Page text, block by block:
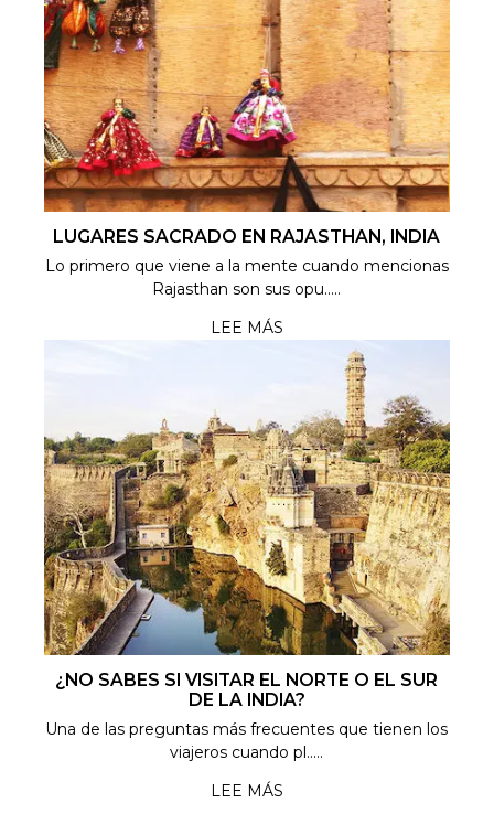
LUGARES SACRADO EN RAJASTHAN, INDIA
Lo primero que viene a la mente cuando mencionas
Rajasthan son sus opu.....
LEE MÁS
¿NO SABES SI VISITAR EL NORTE O EL SUR
DE LA INDIA?
Una de las preguntas más frecuentes que tienen los
viajeros cuando pl.....
LEE MÁS